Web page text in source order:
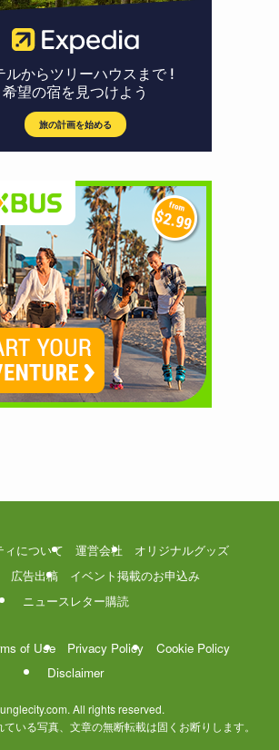
ィについて 運営会社
オリジナルグッズ
広告出稿
イベント掲載のお申込み
ニュースレター購読
of Use Privacy Policy
Cookie Policy
Disclaimer
All rights reserved.
いる写真、文章の無断転載は固くお断りします。